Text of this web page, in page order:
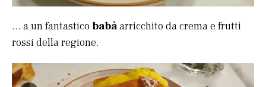
… a un fantastico babàarricchito da crema e frutti
rossi della regione.